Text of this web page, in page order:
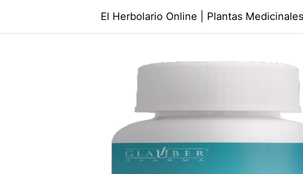
El Herbolario Online | Plantas